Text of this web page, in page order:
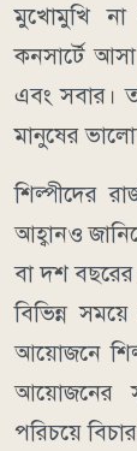
মুখোমুখি না
কনসার্টে
এবং সবার।
মানুষের
শিল্পীদের
আহ্বানও
বা দশ বছরের
বিভিন্ন
আয়োজনে
আয়োজনের
পরিচয়ে